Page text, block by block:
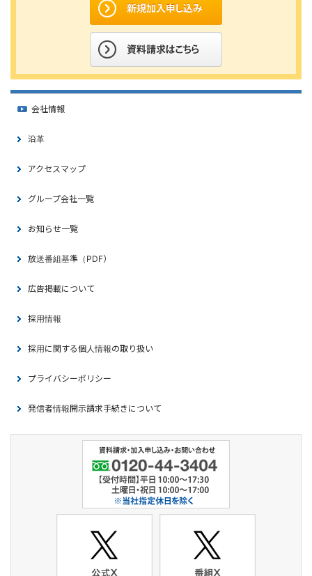
会社情報
沿革
アクセスマップ
グループ会社一覧
お知らせ一覧
放送番組基準（PDF）
広告掲載について
採用情報
採用に関する個人情報の取り扱い
プライバシーポリシー
発信者情報開示請求手続きについて